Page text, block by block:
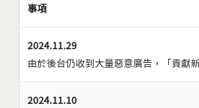
事項
2024.11.29
由於後台仍收到大量惡意廣告，「貢獻
2024.11.10